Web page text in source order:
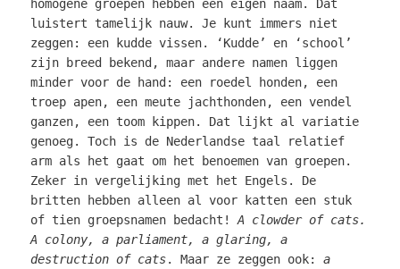
homogene groepen hebben een eigen naam. Dat
luistert tamelijk nauw. Je kunt immers niet
zeggen: een kudde vissen. ‘Kudde’ en ‘school’
zijn breed bekend, maar andere namen liggen
minder voor de hand: een roedel honden, een
troep apen, een meute jachthonden, een vendel
ganzen, een toom kippen. Dat lijkt al variatie
genoeg. Toch is de Nederlandse taal relatief
arm als het gaat om het benoemen van groepen.
Zeker in vergelijking met het Engels. De
britten hebben alleen al voor katten een stuk
of tien groepsnamen bedacht!A clowder of cats.
A colony, a parliament, a glaring, a
destruction of cats. Maar ze zeggen ook:a